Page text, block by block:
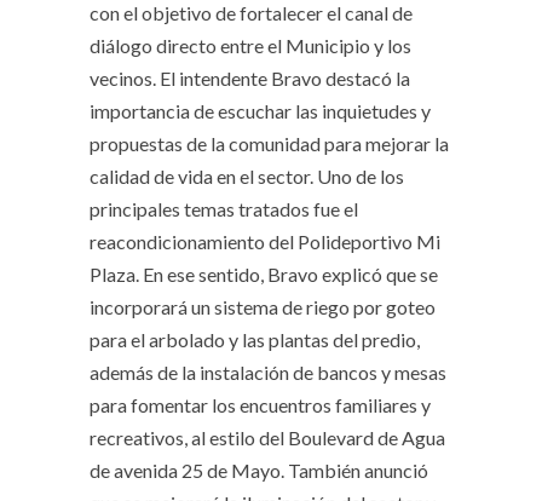
con el objetivo de fortalecer el canal de
diálogo directo entre el Municipio y los
vecinos. El intendente Bravo destacó la
importancia de escuchar las inquietudes y
propuestas de la comunidad para mejorar la
calidad de vida en el sector. Uno de los
principales temas tratados fue el
reacondicionamiento del Polideportivo Mi
Plaza. En ese sentido, Bravo explicó que se
incorporará un sistema de riego por goteo
para el arbolado y las plantas del predio,
además de la instalación de bancos y mesas
para fomentar los encuentros familiares y
recreativos, al estilo del Boulevard de Agua
de avenida 25 de Mayo. También anunció